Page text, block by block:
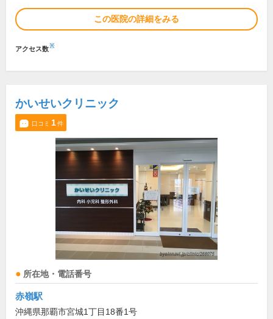
この医院の詳細をみる
アクセス数※
かいせいクリニック
口コミ 1件
所在地・電話番号
赤嶺駅
沖縄県那覇市宮城1丁目18番1号